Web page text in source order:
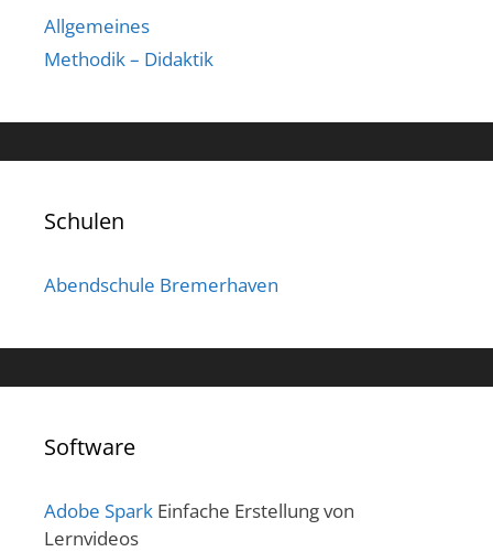
Allgemeines
Methodik – Didaktik
Schulen
Abendschule Bremerhaven
Software
Adobe Spark Einfache Erstellung von
Lernvideos